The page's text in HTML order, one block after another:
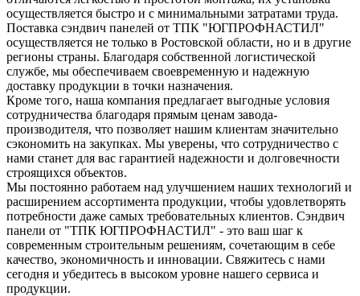
осуществляется быстро и с минимальными затратами труда.
Поставка сэндвич панелей от ТПК "ЮГПРОФНАСТИЛ"
осуществляется не только в Ростовской области, но и в другие
регионы страны. Благодаря собственной логистической
службе, мы обеспечиваем своевременную и надежную
доставку продукции в точки назначения.
Кроме того, наша компания предлагает выгодные условия
сотрудничества благодаря прямым ценам завода-
производителя, что позволяет нашим клиентам значительно
сэкономить на закупках. Мы уверены, что сотрудничество с
нами станет для вас гарантией надежности и долговечности
строящихся объектов.
Мы постоянно работаем над улучшением наших технологий и
расширением ассортимента продукции, чтобы удовлетворять
потребности даже самых требовательных клиентов. Сэндвич
панели от "ТПК ЮГПРОФНАСТИЛ" - это ваш шаг к
современным строительным решениям, сочетающим в себе
качество, экономичность и инновации. Свяжитесь с нами
сегодня и убедитесь в высоком уровне нашего сервиса и
продукции.